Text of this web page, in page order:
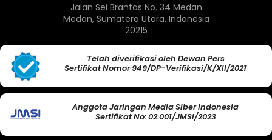
Jalan Sei Brantas No. 34 Medan
Medan, Sumatera Utara, Indonesia
20215
Telah diverifikasi oleh Dewan Pers
Sertifikat Nomor 949/DP-Verifikasi/K/XII/2021
Anggota Jaringan Media Siber Indonesia
Sertifikat No: 02.001/JMSI/2023